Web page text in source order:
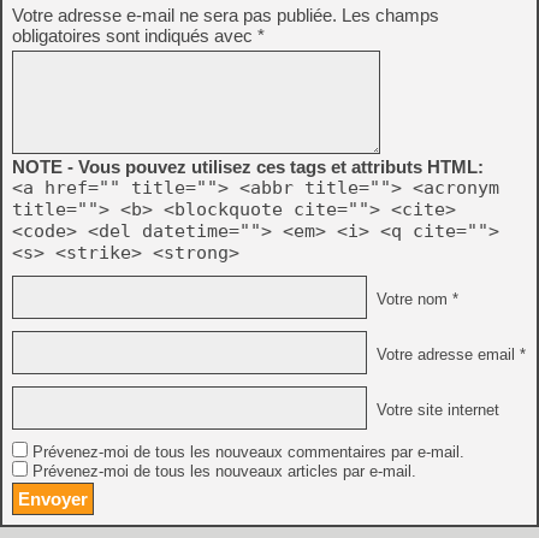
Votre adresse e-mail ne sera pas publiée. Les champs
obligatoires sont indiqués avec *
NOTE - Vous pouvez utilisez ces tags et attributs HTML:
<a href="" title=""> <abbr title=""> <acronym
title=""> <b> <blockquote cite=""> <cite>
<code> <del datetime=""> <em> <i> <q cite="">
<s> <strike> <strong>
Votre nom *
Votre adresse email *
Votre site internet
Prévenez-moi de tous les nouveaux commentaires par e-mail.
Prévenez-moi de tous les nouveaux articles par e-mail.